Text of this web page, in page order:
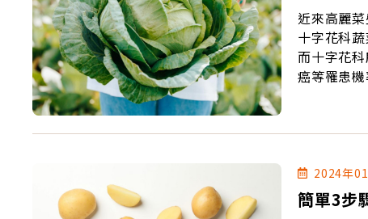
近來高麗
十字花科
而十字花
癌等罹患機
2024年
簡單3步